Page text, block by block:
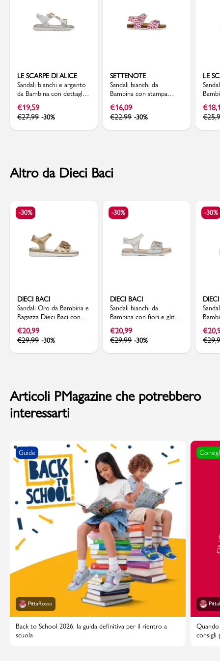
LE SCARPE DI ALICE
Sandali bianchi e argento
da Bambina con dettaglio
gioiello strass Le Scarpe di
Alice
€19,59
€27,99 -30%
SETTENOTE
Sandali bianchi da
Bambina con stampa
cuori a contrasto
Settenote
€16,09
€22,99 -30%
LE
€
€
Altro da Dieci Baci
-30%
DIECI BACI
Sandali Oro da Bambina e
Ragazza Dieci Baci con
Fiori decorativi e Strass
€20,99
€29,99 -30%
-30%
DIECI BACI
Sandali bianchi da
Bambina con fiori e glitter
Dieci Baci
€20,99
€29,99 -30%
-30%
€
€
Articoli PMagazine che potrebbero
interessarti
Guide
PittaRosso
Back to School 2026: la guida definitiva per il rientro a
scuola
consigli